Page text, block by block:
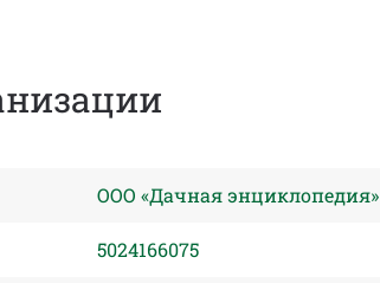
ООО «Дачная энциклопедия»
5024166075